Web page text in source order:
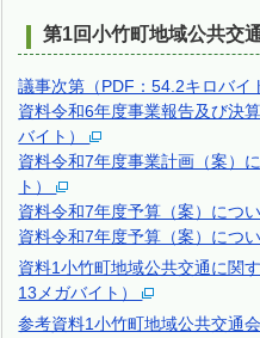
第1回小竹町地域公共交
議事次第（PDF：54.2キロバイ
資料令和6年度事業報告及び決
バイト）
資料令和7年度事業計画（案）
ト）
資料令和7年度予算（案）につ
資料令和7年度予算（案）につ
資料1小竹町地域公共交通に関
13メガバイト）
参考資料1小竹町地域公共交通